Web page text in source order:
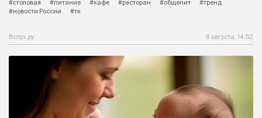
#столовая #питание #кафе #ресторан #общепит
#тренд
#новости России
#тк
Вслух.ру 8 августа, 14:52